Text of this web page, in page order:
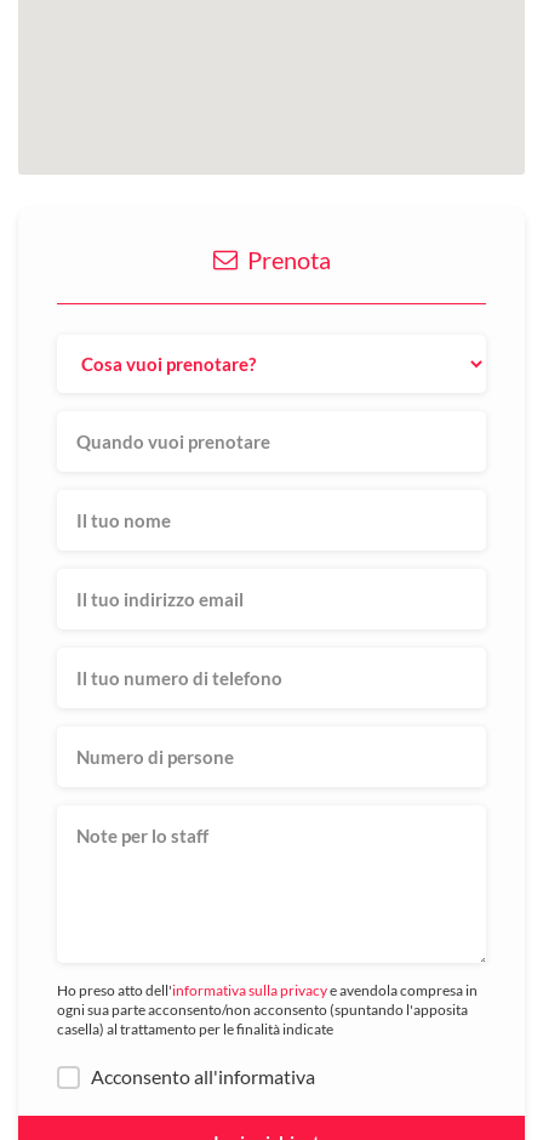
Prenota
Ho preso atto dell'informativa sulla privacye avendola compresa in
ogni sua parte acconsento/non acconsento (spuntando l'apposita
casella) al trattamento per le finalità indicate
Acconsento all'informativa